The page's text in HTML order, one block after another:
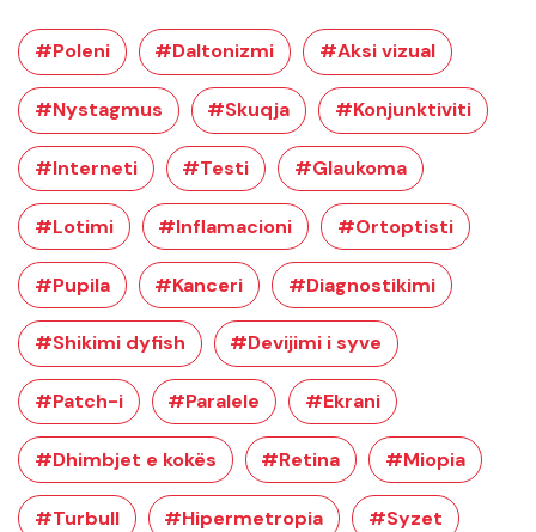
#Poleni #Daltonizmi #Aksi vizual
#Nystagmus #Skuqja #Konjunktiviti
#Interneti #Testi #Glaukoma
#Lotimi #Inflamacioni #Ortoptisti
#Pupila #Kanceri #Diagnostikimi
#Shikimi dyfish #Devijimi i syve
#Patch-i #Paralele #Ekrani
#Dhimbjet e kokës #Retina #Miopia
#Turbull #Hipermetropia #Syzet